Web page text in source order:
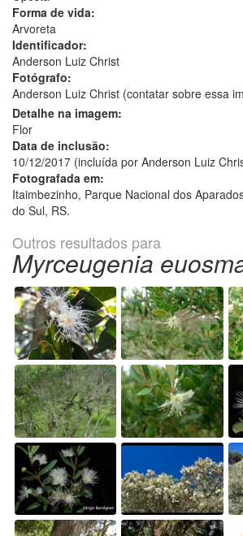
Forma de vida:
Arvoreta
Identificador:
Anderson Luiz Christ
Fotógrafo:
Anderson Luiz Christ (contatar sobre essa
Detalhe na imagem:
Flor
Data de inclusão:
10/12/2017 (incluída por Anderson Luiz
Fotografada em:
Itaimbezinho, Parque Nacional dos
do Sul, RS.
Outros resultados para
Myrceugenia